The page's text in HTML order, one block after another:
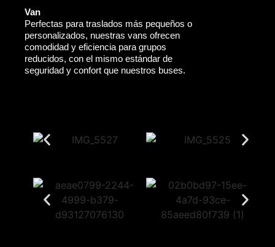
Van
Perfectas para traslados más pequeños o
personalizados, nuestras vans ofrecen
comodidad y eficiencia para grupos
reducidos, con el mismo estándar de
seguridad y confort que nuestros buses.